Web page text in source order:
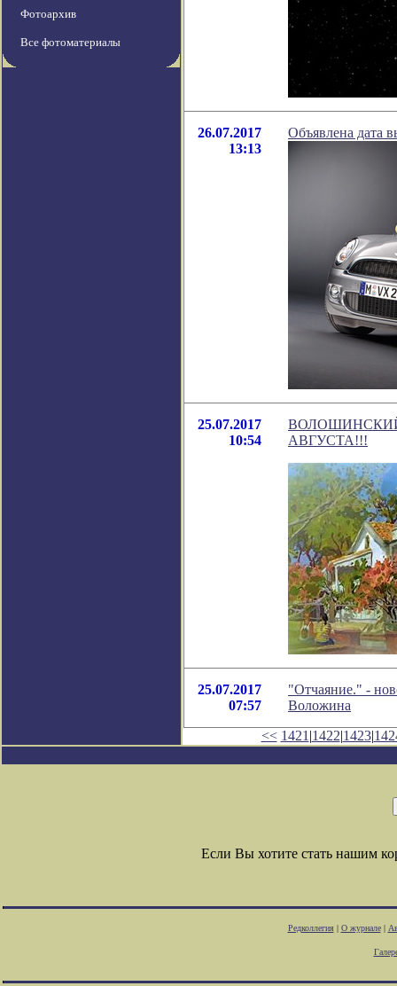
Фотоархив
Все фотоматериалы
26.07.2017
13:13
Объявлена дата
25.07.2017
10:54
АВГУСТА!!!
25.07.2017
07:57
"Отчаяние." -
Воложина
<< 1421 |1422|1423|
Если Вы хотите стать нашим
Редколлегия| О журнале|